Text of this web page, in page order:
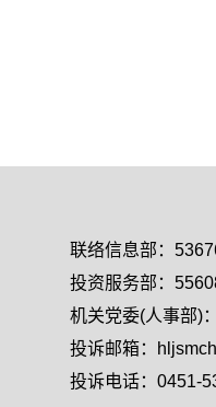
联络信息部：
投资服务部：
机关党委(人事部)
投诉邮箱：
投诉电话：0451-